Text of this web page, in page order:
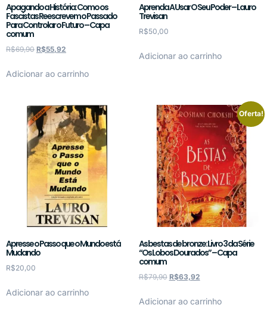
Apagando a História: Como os
Fascistas Reescrevem o Passado
Para Controlar o Futuro – Capa
comum
R$69,90 R$55,92
Adicionar ao carrinho
Aprenda A Usar O Seu Poder – Lauro
Trevisan
R$50,00
Adicionar ao carrinho
Apresse o Passo que o Mundo está
Mudando
R$20,00
Adicionar ao carrinho
Oferta!
As bestas de bronze: Livro 3 da Série
“Os Lobos Dourados” – Capa
comum
R$79,90 R$63,92
Adicionar ao carrinho